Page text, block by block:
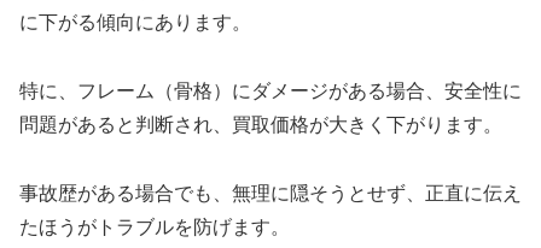
に下がる傾向にあります。
特に、フレーム（骨格）にダメージがある場合、安全性に
問題があると判断され、買取価格が大きく下がります。
事故歴がある場合でも、無理に隠そうとせず、正直に伝え
たほうがトラブルを防げます。